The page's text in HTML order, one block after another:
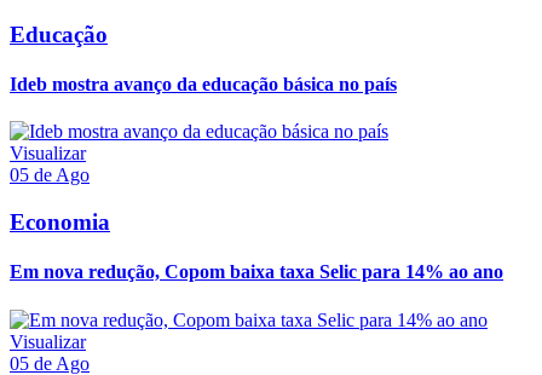
Educação
Ideb mostra avanço da educação básica no país
Visualizar
05 de Ago
Economia
Em nova redução, Copom baixa taxa Selic para 14% ao ano
Visualizar
05 de Ago